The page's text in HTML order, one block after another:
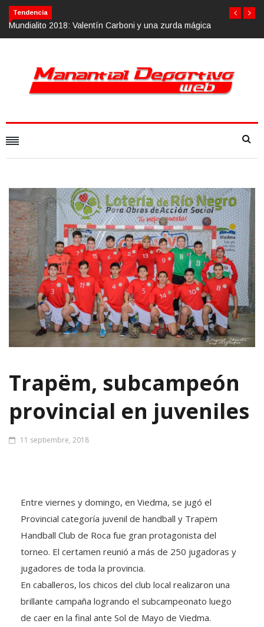
Tendencia
Calvario Race 2018, 10 de noviembre
Trapëm, subcampeón
provincial en juveniles
11 septiembre, 2018
Entre viernes y domingo, en Viedma, se jugó el
Provincial categoría juvenil de handball y Trapëm
Handball Club de Roca fue gran protagonista del
torneo. El certamen reunió a más de 250 jugadoras y
jugadores de toda la provincia.
En caballeros, los chicos del club local realizaron una
brillante campaña logrando el subcampeonato luego
de caer en la final ante Sol de Mayo de Viedma.